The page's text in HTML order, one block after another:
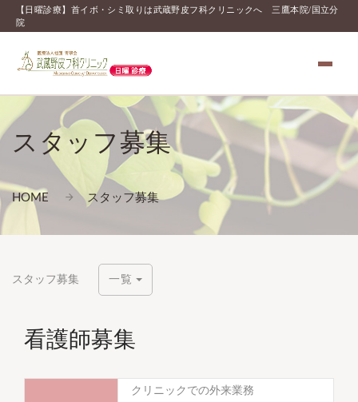
【日曜診療】首イボ・シミ取りは武蔵野皮フ科クリニックへ 三鷹本院/国立分
院
スタッフ募集
HOME スタッフ募集
スタッフ募集 一覧
看護師募集
クリニックでの外来業務